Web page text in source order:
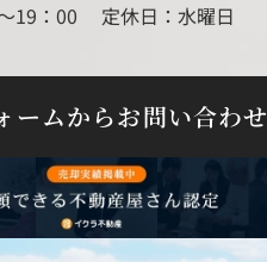
19：00 定休日：水曜日
ームからお問い合わせ